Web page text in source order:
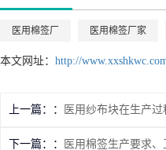
医用棉签厂 医用棉签厂家
本文网址： http://
上一篇：
下一篇：